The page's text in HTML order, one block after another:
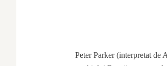
Peter Parker (interpretat de